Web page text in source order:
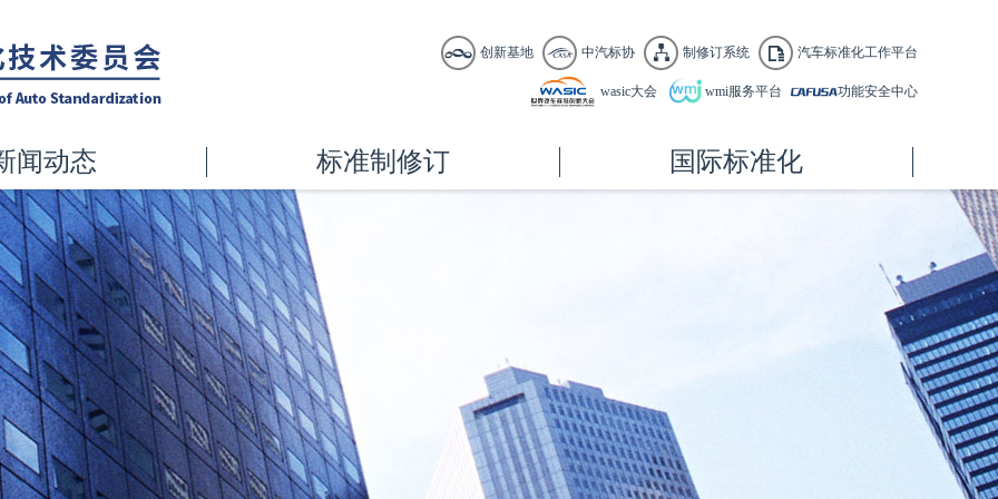
创新基地 中汽标协 制修订系统 汽车标准化工作平台
wasic大会 wmi服务平台 功能安全中心
闻动态 标准制修订 国际标准化